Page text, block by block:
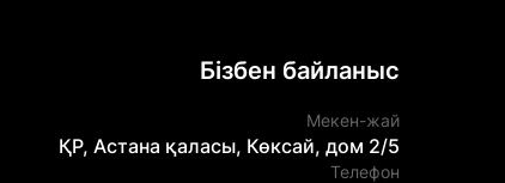
Бізбен байланыс
Мекен-жай
ҚР, Астана қаласы, Көксай, дом 2/5
Телефон